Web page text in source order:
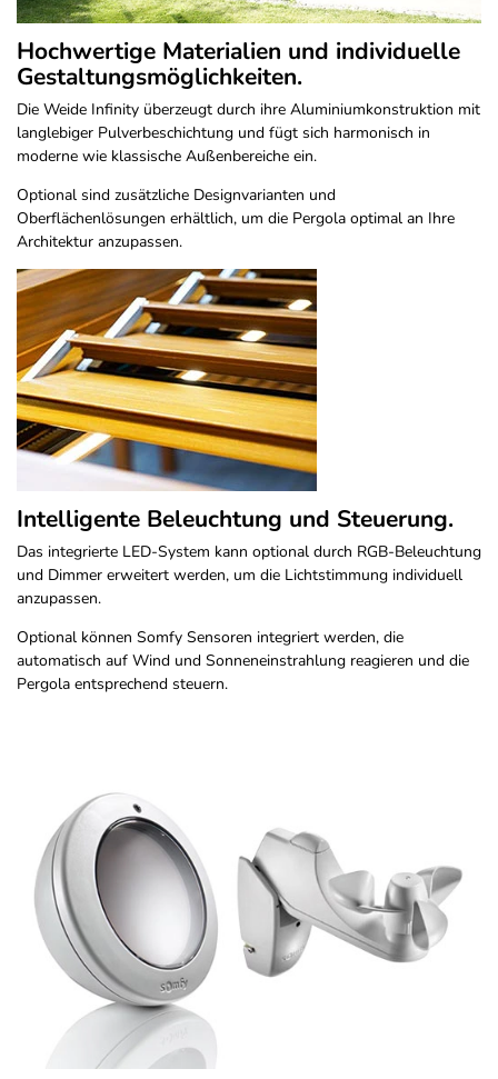
Hochwertige Materialien und individuelle
Gestaltungsmöglichkeiten.
Die Weide Infinity überzeugt durch ihre Aluminiumkonstruktion mit
langlebiger Pulverbeschichtung und fügt sich harmonisch in
moderne wie klassische Außenbereiche ein.
Optional sind zusätzliche Designvarianten und
Oberflächenlösungen erhältlich, um die Pergola optimal an Ihre
Architektur anzupassen.
Intelligente Beleuchtung und Steuerung.
Das integrierte LED-System kann optional durch RGB-Beleuchtung
und Dimmer erweitert werden, um die Lichtstimmung individuell
anzupassen.
Optional können Somfy Sensoren integriert werden, die
automatisch auf Wind und Sonneneinstrahlung reagieren und die
Pergola entsprechend steuern.